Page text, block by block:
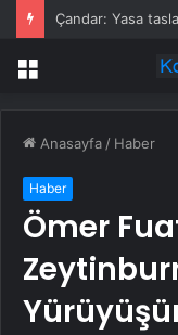
Çandar: Yasa
Menü
Anasayfa / Haber
Haber
Ömer